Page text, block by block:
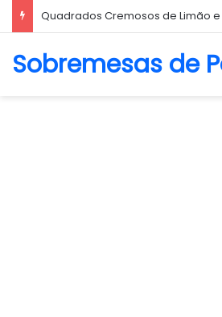
Biscoito Amanteigado
Sobremesas de